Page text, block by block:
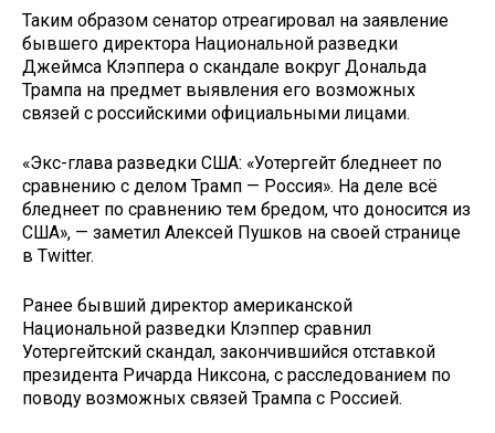
Таким образом сенатор отреагировал на заявление
бывшего директора Национальной разведки
Джеймса Клэппера о скандале вокруг Дональда
Трампа на предмет выявления его возможных
связей с российскими официальными лицами.
«Экс-глава разведки США: «Уотергейт бледнеет по
сравнению с делом Трамп — Россия». На деле всё
бледнеет по сравнению тем бредом, что доносится из
США», — заметил Алексей Пушков на своей странице
в Twitter.
Ранее бывший директор американской
Национальной разведки Клэппер сравнил
Уотергейтский скандал, закончившийся отставкой
президента Ричарда Никсона, с расследованием по
поводу возможных связей Трампа с Россией.